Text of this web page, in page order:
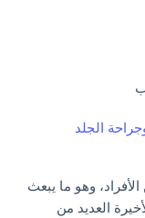
الجلد
وهو ما يبعث
العديد من